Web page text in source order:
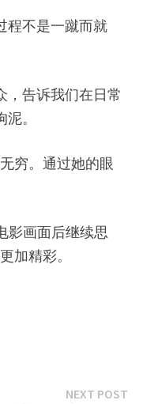
程不是一蹴而就
，告诉我们在日常
。
穷。通过她的眼
影画面后继续思
加精彩。
NEXT POSTNext